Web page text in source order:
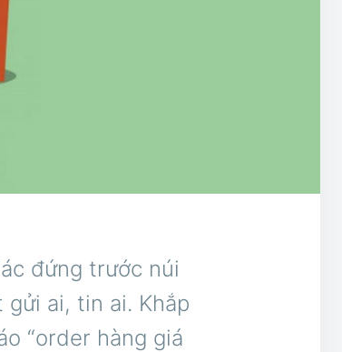
đứng trước núi
gửi ai, tin ai. Khắp
“order hàng giá